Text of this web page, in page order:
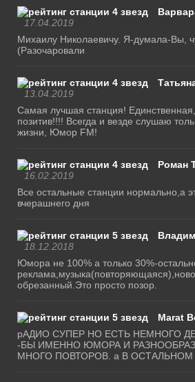
17.04.2019
Михаилу Николаевичу. Я-думала-Вы,
(Разочаровали
13.04.2019
Самая лучшая станция!
позитив!!!! Всегда и везде слушаю
жизни, Юмор FM!
Роман
16.02.2019
Все остальные станции нормально,а
вчерашнего дня
18.12.2018
Юмора не 100% а только 30%-
обрезанный.Это просто позор.
Marat
рАДИО СУПЕР НО ЕСТЬ НЕМНОГО
-БЫ ИМЕННО ЮМОРА И
МНОГО ПОВТОРОВ. а В